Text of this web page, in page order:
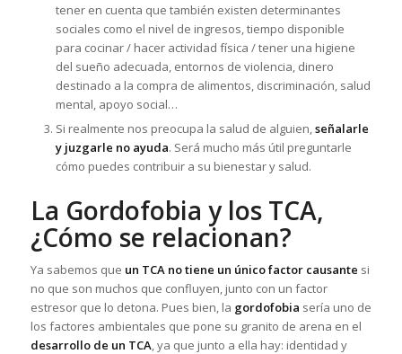
tener en cuenta que también existen determinantes
sociales como el nivel de ingresos, tiempo disponible
para cocinar / hacer actividad física / tener una higiene
del sueño adecuada, entornos de violencia, dinero
destinado a la compra de alimentos, discriminación, salud
mental, apoyo social…
Si realmente nos preocupa la salud de alguien,señalarle
y juzgarle no ayuda. Será mucho más útil preguntarle
cómo puedes contribuir a su bienestar y salud.
La Gordofobia y los TCA,
¿Cómo se relacionan?
Ya sabemos que un TCA no tiene un único factor causante si
no que son muchos que confluyen, junto con un factor
estresor que lo detona. Pues bien, la gordofobia sería uno de
los factores ambientales que pone su granito de arena en el
desarrollo de un TCA, ya que junto a ella hay: identidad y